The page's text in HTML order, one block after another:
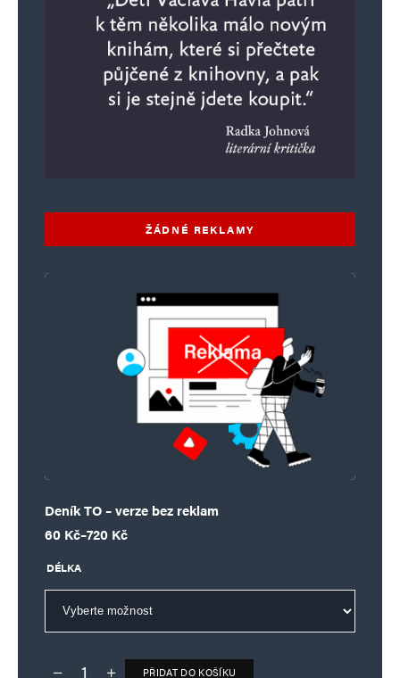
ŽÁDNÉ REKLAMY
Deník TO – verze bez reklam
60 Kč–720 Kč
Rozpětí cen: 60 Kč až 720 Kč
DÉLKA
PŘIDAT DO KOŠÍKU